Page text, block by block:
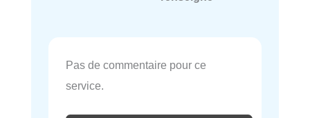
Pas de commentaire pour ce
service.